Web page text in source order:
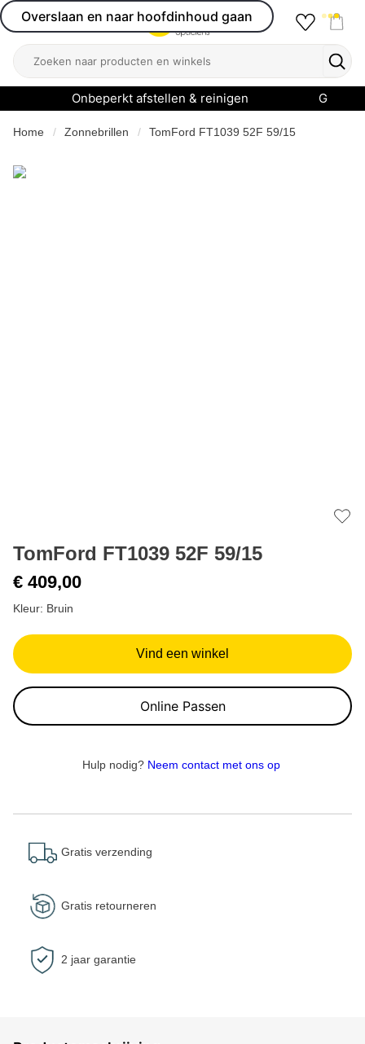
Overslaan en naar hoofdinhoud gaan
Open menu
Zoeken
Onbeperkt afstellen & reinigen
Home Zonnebrillen TomFord FT1039 52F 59/15
TomFord FT1039 52F 59/15
€ 409,00
Kleur: Bruin
Vind een winkel
Online Passen
Hulp nodig? Neem contact met ons op
Gratis verzending
Gratis retourneren
2 jaar garantie